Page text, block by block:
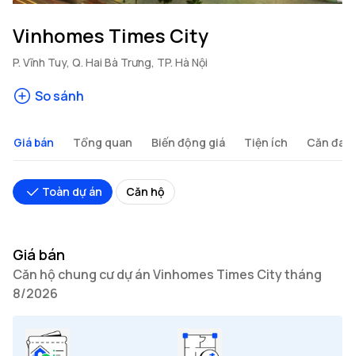
Vinhomes Times City
So sánh
P. Vĩnh Tuy, Q. Hai Bà Trưng, TP. Hà Nội
Giá bán Tổng quan Biến động giá Tiện ích Căn
Toàn dự án Căn hộ
Giá bán
Căn hộ chung cư dự án Vinhomes Times City tháng
8/2026